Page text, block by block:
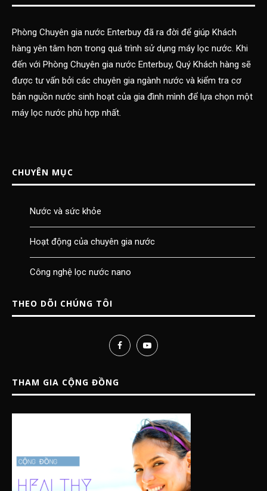
Phòng Chuyên gia nước Enterbuy đã ra đời để giúp Khách
hàng yên tâm hơn trong quá trình sử dụng máy lọc nước. Khi
đến với Phòng Chuyên gia nước Enterbuy, Quý Khách hàng sẽ
được tư vấn bởi các chuyên gia ngành nước và kiểm tra cơ
bản nguồn nước sinh hoạt của gia đình mình để lựa chọn một
máy lọc nước phù hợp nhất.
CHUYÊN MỤC
Nước và sức khỏe
Hoạt động của chuyên gia nước
Công nghệ lọc nước nano
THEO DÕI CHÚNG TÔI
THAM GIA CỘNG ĐỒNG